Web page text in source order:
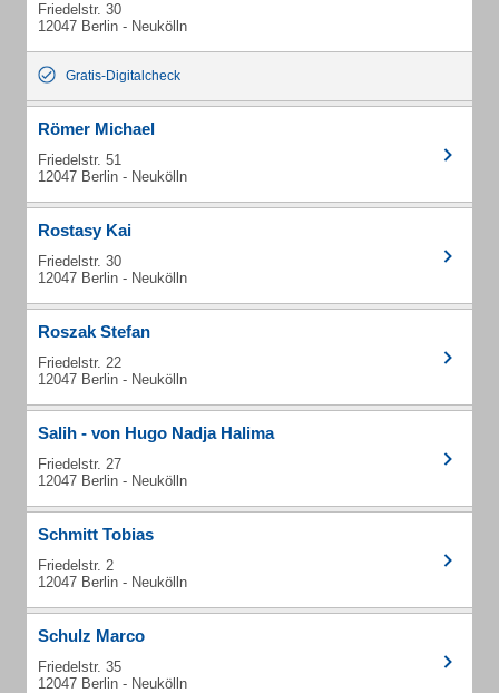
Friedelstr. 30
12047 Berlin - Neukölln
Gratis-Digitalcheck
Römer Michael
Friedelstr. 51
12047 Berlin - Neukölln
Rostasy Kai
Friedelstr. 30
12047 Berlin - Neukölln
Roszak Stefan
Friedelstr. 22
12047 Berlin - Neukölln
Salih - von Hugo Nadja Halima
Friedelstr. 27
12047 Berlin - Neukölln
Schmitt Tobias
Friedelstr. 2
12047 Berlin - Neukölln
Schulz Marco
Friedelstr. 35
12047 Berlin - Neukölln